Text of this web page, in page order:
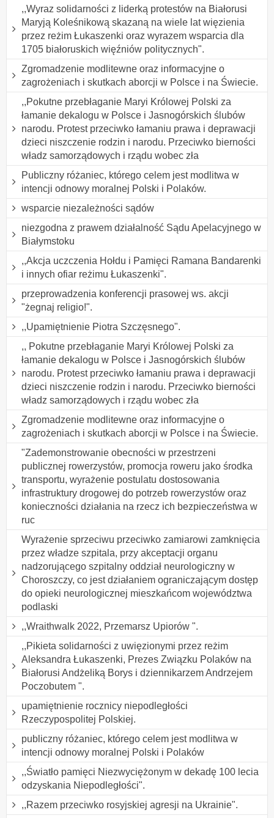
,,Wyraz solidarności z liderką protestów na Białorusi
Maryją Koleśnikową skazaną na wiele lat więzienia
przez reżim Łukaszenki oraz wyrazem wsparcia dla
1705 białoruskich więźniów politycznych".
Zgromadzenie modlitewne oraz informacyjne o
zagrożeniach i skutkach aborcji w Polsce i na Świecie.
,,Pokutne przebłaganie Maryi Królowej Polski za
łamanie dekalogu w Polsce i Jasnogórskich ślubów
narodu. Protest przeciwko łamaniu prawa i deprawacji
dzieci niszczenie rodzin i narodu. Przeciwko bierności
władz samorządowych i rządu wobec zła
Publiczny różaniec, którego celem jest modlitwa w
intencji odnowy moralnej Polski i Polaków.
wsparcie niezależności sądów
niezgodna z prawem działalność Sądu Apelacyjnego w
Białymstoku
,,Akcja uczczenia Hołdu i Pamięci Ramana Bandarenki
i innych ofiar reżimu Łukaszenki".
przeprowadzenia konferencji prasowej ws. akcji
"żegnaj religio!".
,,Upamiętnienie Piotra Szczęsnego".
,, Pokutne przebłaganie Maryi Królowej Polski za
łamanie dekalogu w Polsce i Jasnogórskich ślubów
narodu. Protest przeciwko łamaniu prawa i deprawacji
dzieci niszczenie rodzin i narodu. Przeciwko bierności
władz samorządowych i rządu wobec zła
Zgromadzenie modlitewne oraz informacyjne o
zagrożeniach i skutkach aborcji w Polsce i na Świecie.
"Zademonstrowanie obecności w przestrzeni
publicznej rowerzystów, promocja roweru jako środka
transportu, wyrażenie postulatu dostosowania
infrastruktury drogowej do potrzeb rowerzystów oraz
konieczności działania na rzecz ich bezpieczeństwa w
ruc
Wyrażenie sprzeciwu przeciwko zamiarowi zamknięcia
przez władze szpitala, przy akceptacji organu
nadzorującego szpitalny oddział neurologiczny w
Choroszczy, co jest działaniem ograniczającym dostęp
do opieki neurologicznej mieszkańcom województwa
podlaski
,,Wraithwalk 2022, Przemarsz Upiorów ".
,,Pikieta solidarności z uwięzionymi przez reżim
Aleksandra Łukaszenki, Prezes Związku Polaków na
Białorusi Andżeliką Borys i dziennikarzem Andrzejem
Poczobutem ".
upamiętnienie rocznicy niepodległości
Rzeczypospolitej Polskiej.
publiczny różaniec, którego celem jest modlitwa w
intencji odnowy moralnej Polski i Polaków
,,Światło pamięci Niezwyciężonym w dekadę 100 lecia
odzyskania Niepodległości".
,,Razem przeciwko rosyjskiej agresji na Ukrainie".